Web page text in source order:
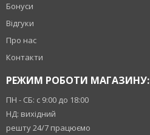
Бонуси
Відгуки
Про нас
Контакти
РЕЖИМ РОБОТИ МАГАЗИНУ:
ПН - СБ: с 9:00 до 18:00
НД: вихідний
решту 24/7 працюємо